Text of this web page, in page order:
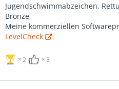
Jugendschwimmabzeichen,
Bronze
Meine kommerziellen
LevelCheck
2 3